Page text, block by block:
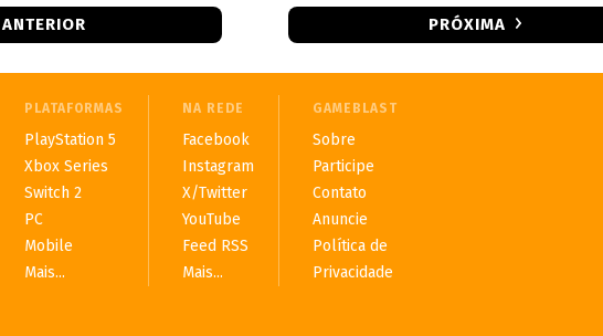
ANTERIOR PRÓXIMA
PLATAFORMAS
PlayStation 5
Xbox Series
Switch 2
PC
Mobile
Mais...
NA REDE
Facebook
Instagram
X/Twitter
YouTube
Feed RSS
Mais...
GAMEBLAST
Sobre
Participe
Contato
Anuncie
Política de
Privacidade